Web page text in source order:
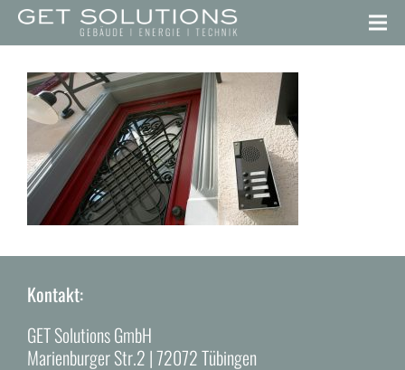
Kontakt:
GET Solutions GmbH
Marienburger Str.2 | 72072 Tübingen